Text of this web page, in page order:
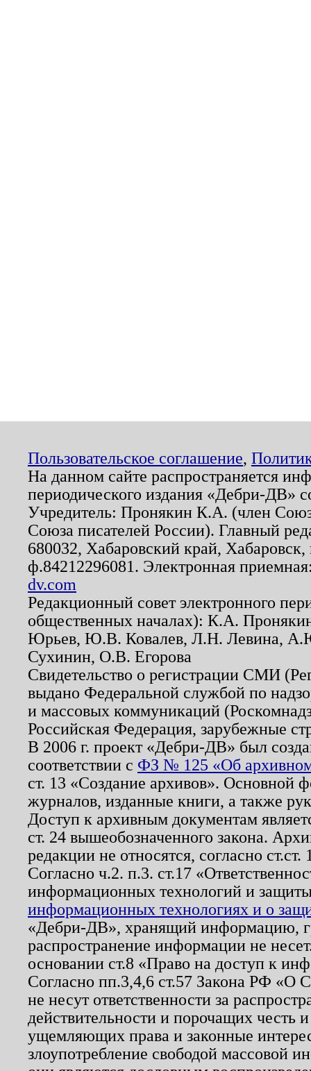
Пользовательское соглашение,
На данном сайте распространяется
периодического издания «Дебри-ДВ»
Учредитель: Пронякин К.А. (член
Союза писателей России). Главный
680032, Хабаровский край,
ф.84212296081. Электронная
dv.com
Редакционный совет электронного
общественных началах): К.А.
Юрьев, Ю.В. Ковалев, Л.Н. Левина,
Сухинин, О.В. Егорова
Свидетельство о регистрации СМИ
выдано Федеральной службой по
и массовых коммуникаций
Российская Федерация, зарубежные
В 2006 г. проект «Дебри-ДВ» был
соответствии с ФЗ № 125 «Об
ст. 13 «Создание архивов». Основной
журналов, изданные книги, а также
Доступ к архивным документам
ст. 24 вышеобозначенного закона.
редакции не относятся, согласно
Согласно ч.2. п.3. ст.17
информационных технологий и
информационных технологиях и о
«Дебри-ДВ», хранящий информацию,
распространение информации не
основании ст.8 «Право на доступ к
Согласно пп.3,4,6 ст.57 Закона РФ «О
не несут ответственности за
действительности и порочащих честь
ущемляющих права и законные
злоупотребление свободой массовой